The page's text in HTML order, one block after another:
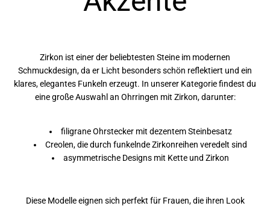
Zirkon ist einer der beliebtesten Steine im modernen
Schmuckdesign, da er Licht besonders schön reflektiert und ein
klares, elegantes Funkeln erzeugt. In unserer Kategorie findest du
eine große Auswahl an Ohrringen mit Zirkon, darunter:
filigrane Ohrstecker mit dezentem Steinbesatz
Creolen, die durch funkelnde Zirkonreihen veredelt sind
asymmetrische Designs mit Kette und Zirkon
Diese Modelle eignen sich perfekt für Frauen, die ihren Look